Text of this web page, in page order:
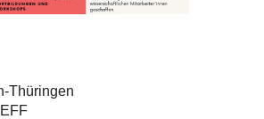
Thüringen